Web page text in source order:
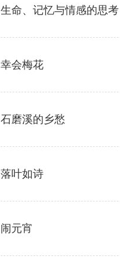
生命、记忆与情感的思
幸会梅花
石磨溪的乡愁
落叶如诗
闹元宵